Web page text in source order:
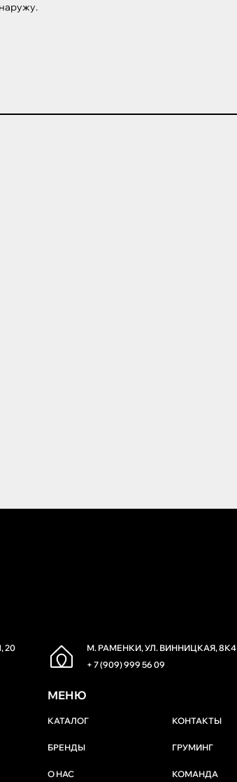
20
М. РАМЕНКИ, УЛ. ВИННИЦКАЯ, 8К4
+ 7 (909) 999 56 09
МЕНЮ
КАТАЛОГ КОНТАКТЫ
БРЕНДЫ ГРУМИНГ
О НАС КОМАНДА